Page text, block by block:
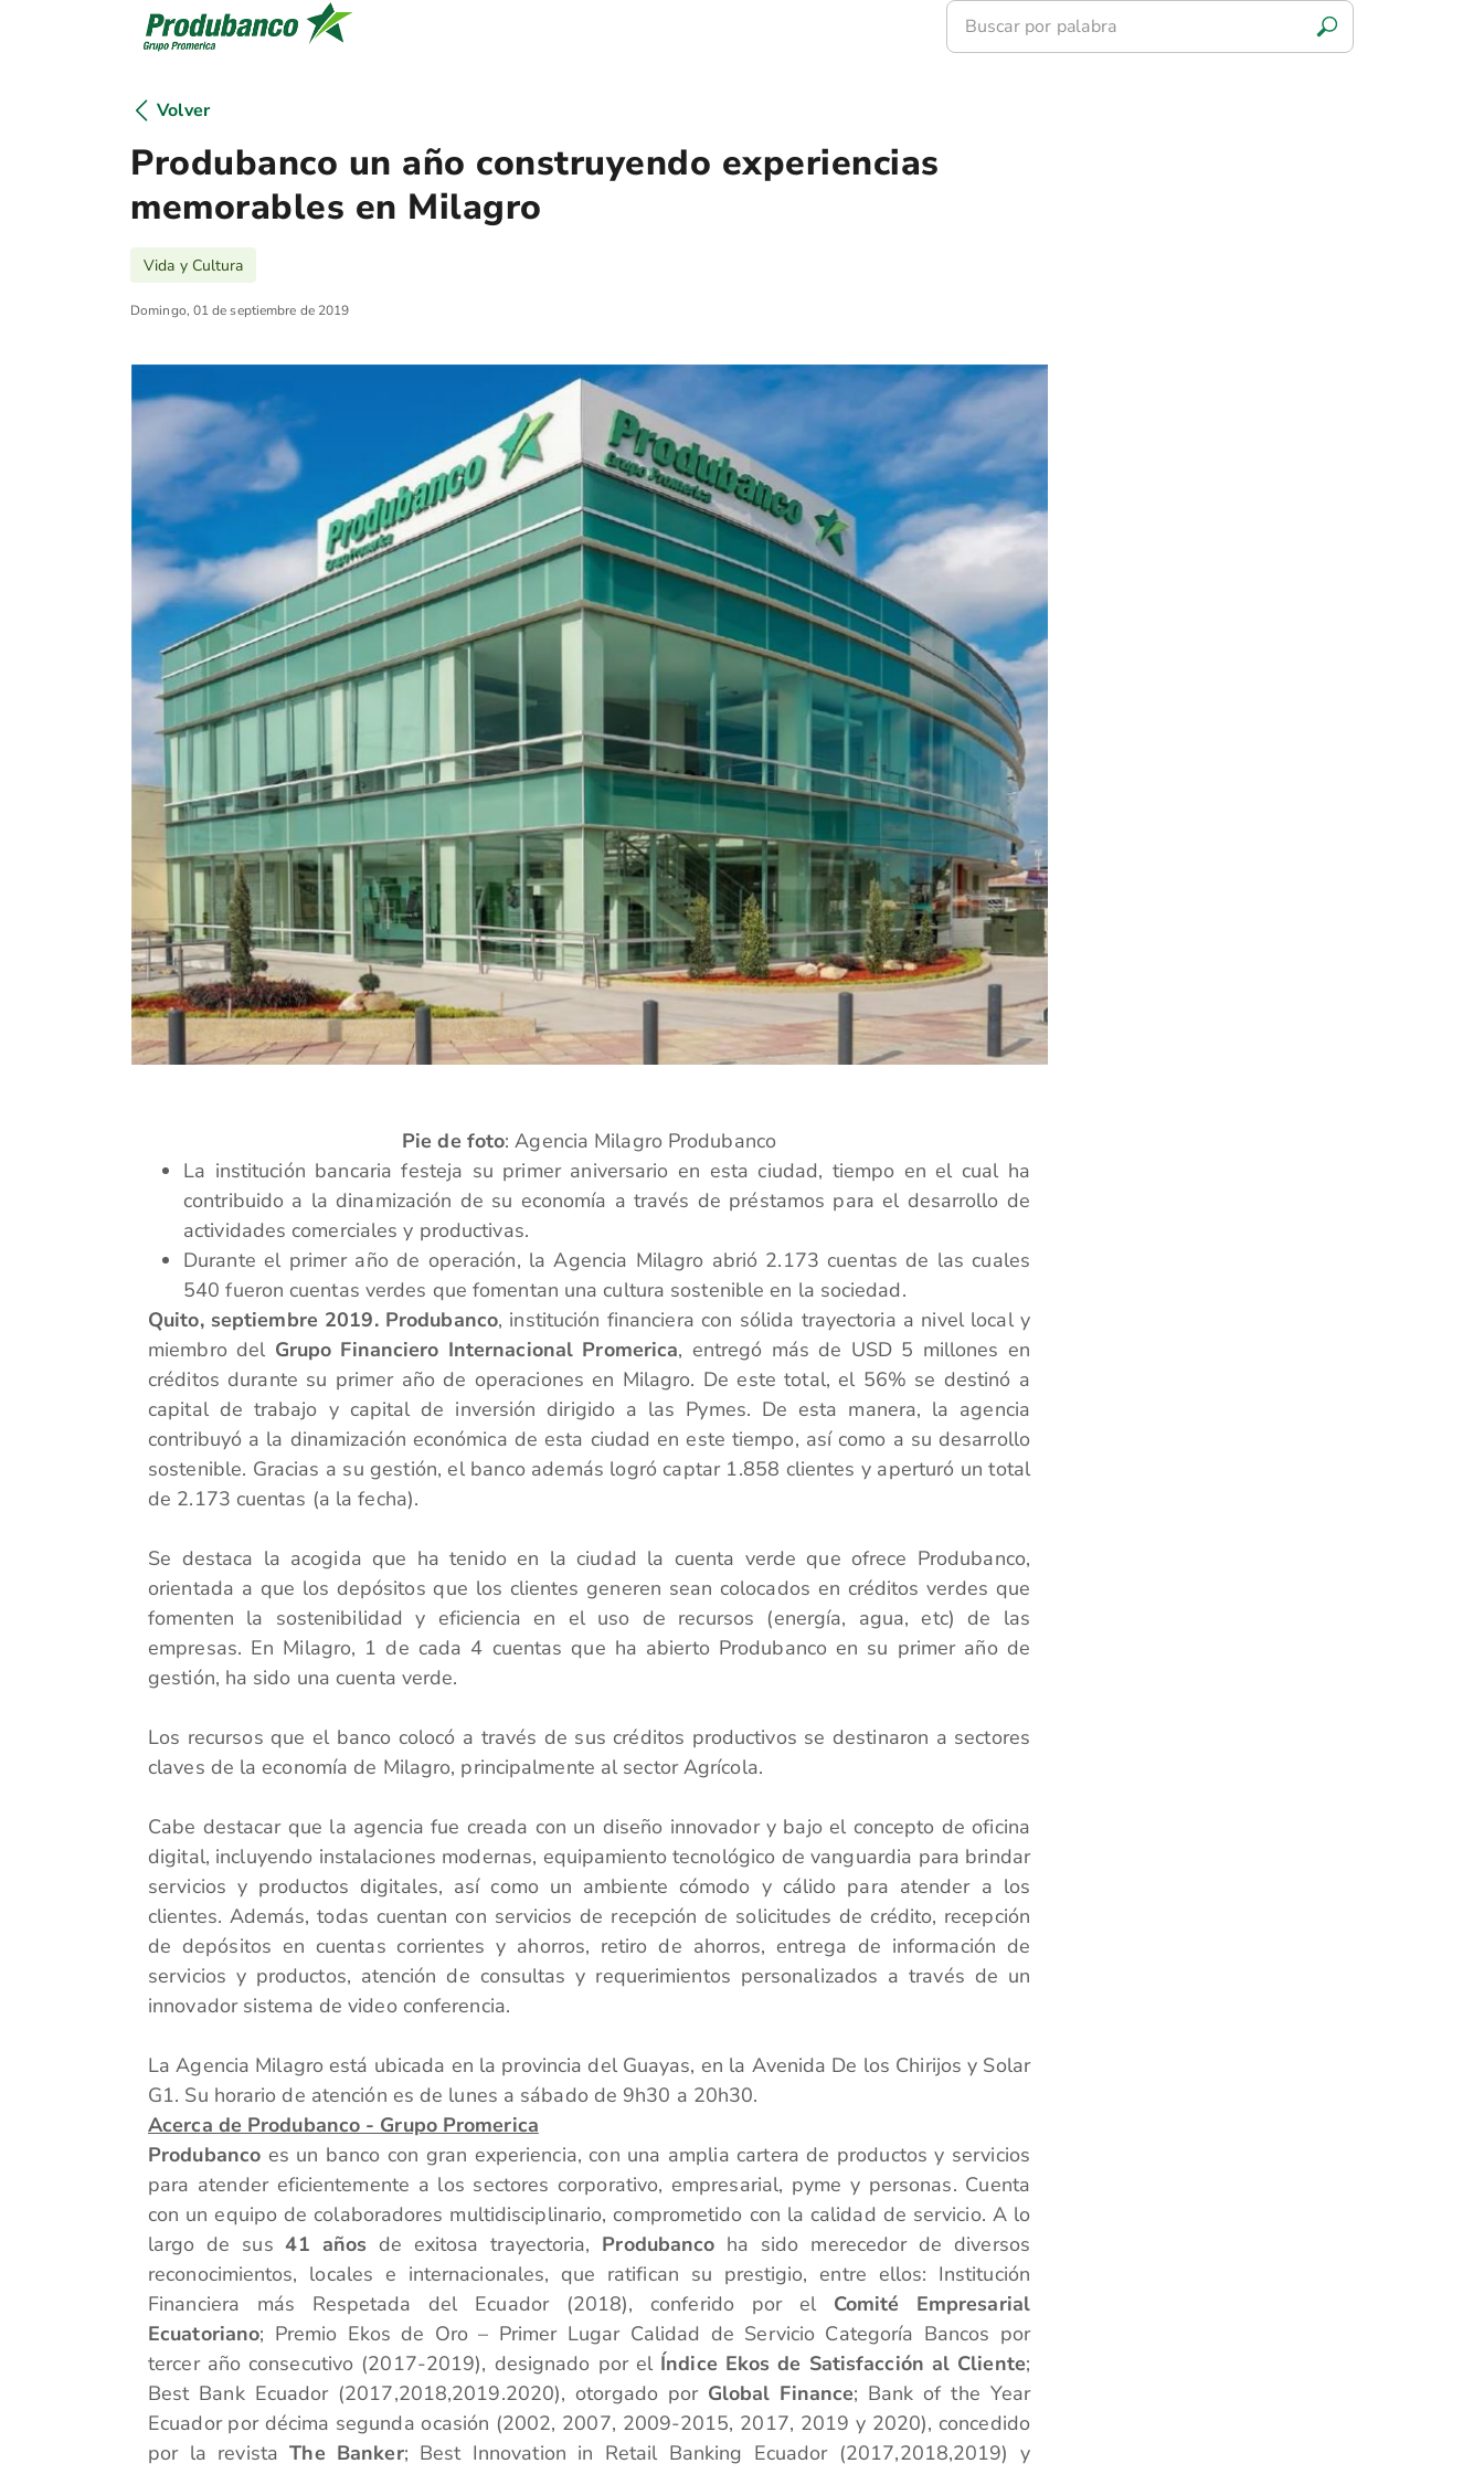
Volver
Produbanco un año construyendo experiencias
memorables en Milagro
Vida y Cultura
Domingo, 01 de septiembre de 2019
Pie de foto: Agencia Milagro Produbanco
La institución bancaria festeja su primer aniversario en esta ciudad, tiempo en el cual ha
contribuido a la dinamización de su economía a través de préstamos para el desarrollo de
actividades comerciales y productivas.
Durante el primer año de operación, la Agencia Milagro abrió 2.173 cuentas de las cuales
540 fueron cuentas verdes que fomentan una cultura sostenible en la sociedad.
Quito, septiembre 2019. Produbanco, institución financiera con sólida trayectoria a nivel local y
miembro del Grupo Financiero Internacional Promerica, entregó más de USD 5 millones en
créditos durante su primer año de operaciones en Milagro. De este total, el 56% se destinó a
capital de trabajo y capital de inversión dirigido a las Pymes. De esta manera, la agencia
contribuyó a la dinamización económica de esta ciudad en este tiempo, así como a su desarrollo
sostenible. Gracias a su gestión, el banco además logró captar 1.858 clientes y aperturó un total
de 2.173 cuentas (a la fecha).
Se destaca la acogida que ha tenido en la ciudad la cuenta verde que ofrece Produbanco,
orientada a que los depósitos que los clientes generen sean colocados en créditos verdes que
fomenten la sostenibilidad y eficiencia en el uso de recursos (energía, agua, etc) de las
empresas. En Milagro, 1 de cada 4 cuentas que ha abierto Produbanco en su primer año de
gestión, ha sido una cuenta verde.
Los recursos que el banco colocó a través de sus créditos productivos se destinaron a sectores
claves de la economía de Milagro, principalmente al sector Agrícola.
Cabe destacar que la agencia fue creada con un diseño innovador y bajo el concepto de oficina
digital, incluyendo instalaciones modernas, equipamiento tecnológico de vanguardia para brindar
servicios y productos digitales, así como un ambiente cómodo y cálido para atender a los
clientes. Además, todas cuentan con servicios de recepción de solicitudes de crédito, recepción
de depósitos en cuentas corrientes y ahorros, retiro de ahorros, entrega de información de
servicios y productos, atención de consultas y requerimientos personalizados a través de un
innovador sistema de video conferencia.
La Agencia Milagro está ubicada en la provincia del Guayas, en la Avenida De los Chirijos y Solar
G1. Su horario de atención es de lunes a sábado de 9h30 a 20h30.
Acerca de Produbanco - Grupo Promerica
Produbanco es un banco con gran experiencia, con una amplia cartera de productos y servicios
para atender eficientemente a los sectores corporativo, empresarial, pyme y personas. Cuenta
con un equipo de colaboradores multidisciplinario, comprometido con la calidad de servicio. A lo
largo de sus 41 años de exitosa trayectoria, Produbanco ha sido merecedor de diversos
reconocimientos, locales e internacionales, que ratifican su prestigio, entre ellos: Institución
Financiera más Respetada del Ecuador (2018), conferido por el
Comité Empresarial
Ecuatoriano; Premio Ekos de Oro – Primer Lugar Calidad de Servicio Categoría Bancos por
tercer año consecutivo (2017-2019), designado por el Índice Ekos de Satisfacción al Cliente;
Best Bank Ecuador (2017,2018,2019.2020), otorgado por Global Finance; Bank of the Year
Ecuador por décima segunda ocasión (2002, 2007, 2009-2015, 2017, 2019 y 2020), concedido
por la revista The Banker; Best Innovation in Retail Banking Ecuador (2017,2018,2019) y